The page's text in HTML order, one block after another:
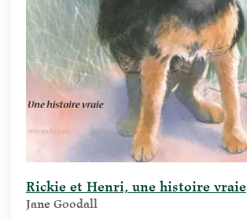
Rickie et Henri, une histoire vraie
Jane Goodall